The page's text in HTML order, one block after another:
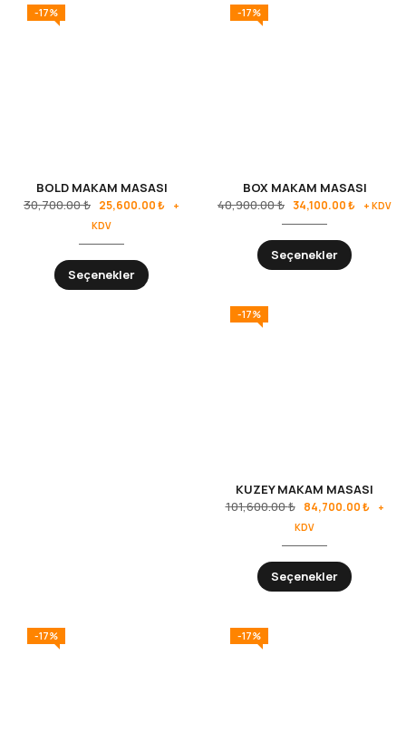
-17%
BOLD MAKAM MASASI
30,700.00₺ 25,600.00₺
+
KDV
Seçenekler
-17%
BOX MAKAM MASASI
40,900.00₺ 34,100.00₺ + KDV
Seçenekler
-17%
KUZEY MAKAM MASASI
101,600.00₺ 84,700.00₺
+
KDV
Seçenekler
-17% -17%